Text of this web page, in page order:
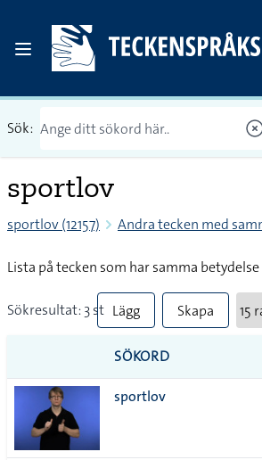
Sök:
sportlov
sportlov (12157) Andra tecken med
Lista på tecken som har samma
Sökresultat: 3 st Lägg
till
alla i
Skapa
SÖKORD
sportlov